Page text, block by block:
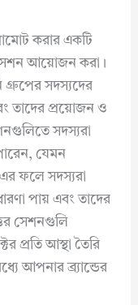
করার একটি
আয়োজন করা।
সদস্যদের
তাদের প্রয়োজন ও
সদস্যরা
যেমন
এর ফলে সদস্যরা
পায় এবং তাদের
সেশনগুলি
প্রতি আস্থা তৈরি
আপনার ব্র্যান্ডের